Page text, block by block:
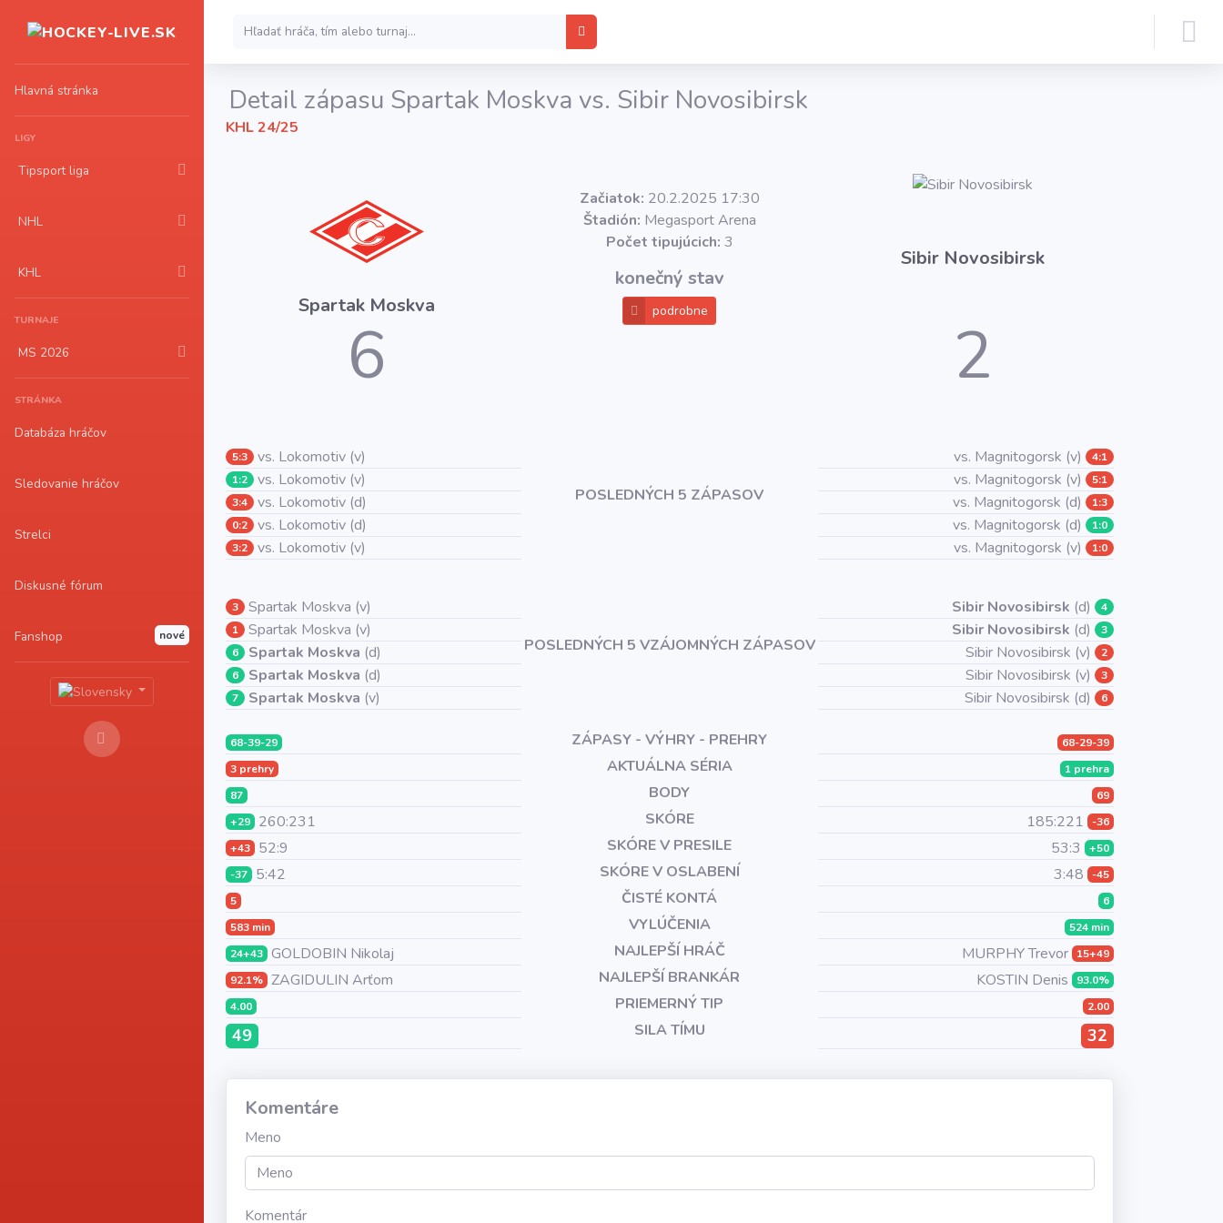
Hlavná stránka
LIGY
Tipsport liga
NHL
KHL
TURNAJE
MS 2026
STRÁNKA
Databáza hráčov
Sledovanie hráčov
Strelci
Diskusné fórum
Fanshop nové
Detail zápasu Spartak Moskva vs. Sibir Novosibirsk
KHL 24/25
Spartak Moskva
6
Začiatok: 20.2.2025 17:30
Štadión: Megasport Arena
Počet tipujúcich: 3
konečný stav
podrobne
Sibir Novosibirsk
2
5:3 vs. Lokomotiv (v)
1:2 vs. Lokomotiv (v)
3:4 vs. Lokomotiv (d)
0:2 vs. Lokomotiv (d)
3:2 vs. Lokomotiv (v)
POSLEDNÝCH 5 ZÁPASOV
vs. Magnitogorsk (v) 4:1
vs. Magnitogorsk (v) 5:1
vs. Magnitogorsk (d) 1:3
vs. Magnitogorsk (d) 1:0
vs. Magnitogorsk (v) 1:0
3 Spartak Moskva (v)
1 Spartak Moskva (v)
6 Spartak Moskva (d)
6 Spartak Moskva (d)
7 Spartak Moskva (v)
POSLEDNÝCH 5 VZÁJOMNÝCH ZÁPASOV
Sibir Novosibirsk (d) 4
Sibir Novosibirsk (d) 3
Sibir Novosibirsk (v) 2
Sibir Novosibirsk (v) 3
Sibir Novosibirsk (d) 6
68-39-29 ZÁPASY - VÝHRY - PREHRY
68-29-39
3 prehry
AKTUÁLNA SÉRIA
1 prehra
87
BODY
69
+29 260:231 SKÓRE 185:221 -36
+43 52:9 SKÓRE V PRESILE 53:3 +50
-37 5:42 SKÓRE V OSLABENÍ 3:48 -45
5
ČISTÉ KONTÁ
6
583 min
VYLÚČENIA
524 min
24+43 GOLDOBIN Nikolaj NAJLEPŠÍ HRÁČ MURPHY Trevor 15+49
92.1% ZAGIDULIN Arťom NAJLEPŠÍ BRANKÁR KOSTIN Denis 93.0%
4.00
PRIEMERNÝ TIP 2.00
49 SILA TÍMU 32
Komentáre
Meno
Komentár